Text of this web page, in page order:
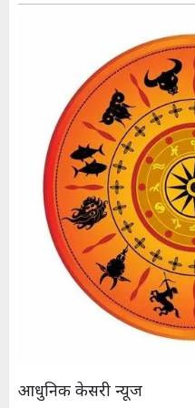
आधुनिक केसरी न्यूज